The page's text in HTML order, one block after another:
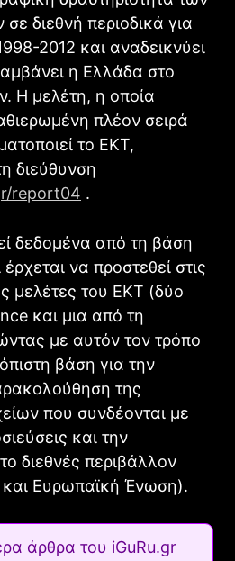
διεθνή περιοδικά για
2012 και αναδεικνύει
η Ελλάδα στο
Η μελέτη, η οποία
πλέον σειρά
το ΕΚΤ,
διεύθυνση
report04 .
δεδομένα από τη βάση
να προστεθεί στις
μελέτες του ΕΚΤ (δύο
και μια από τη
με αυτόν τον τρόπο
βάση για την
της
που συνδέονται με
και την
διεθνές περιβάλλον
Ευρωπαϊκή Ένωση).
άρθρα του iGuRu.gr